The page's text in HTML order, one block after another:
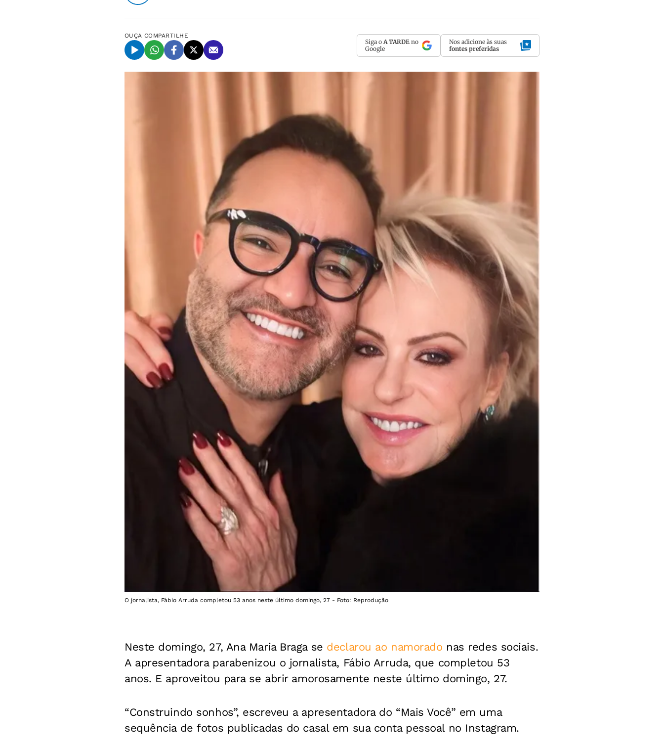
OUÇA COMPARTILHE
Siga o A TARDE no
Google
Nos adicione às suas
fontes preferidas
O jornalista, Fábio Arruda completou 53 anos neste último domingo, 27 - Foto: Reprodução
Neste domingo, 27, Ana Maria Braga se declarou ao namorado nas redes sociais.
A apresentadora parabenizou o jornalista, Fábio Arruda, que completou 53
anos. E aproveitou para se abrir amorosamente neste último domingo, 27.
“Construindo sonhos”, escreveu a apresentadora do “Mais Você” em uma
sequência de fotos publicadas do casal em sua conta pessoal no Instagram.